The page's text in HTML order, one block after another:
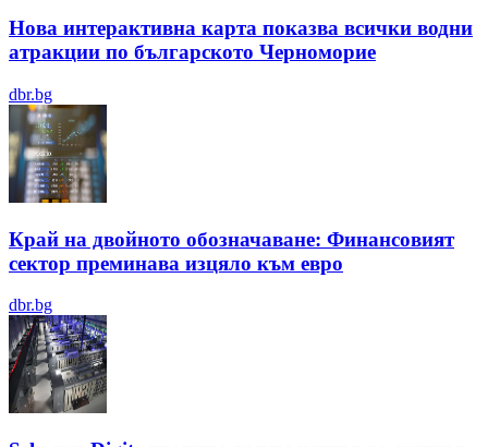
Нова интерактивна карта показва всички водни
атракции по българското Черноморие
dbr.bg
Край на двойното обозначаване: Финансовият
сектор преминава изцяло към евро
dbr.bg